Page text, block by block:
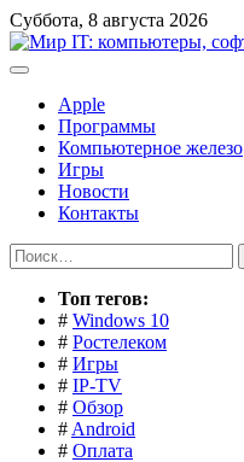
Перейти
к
содержимому
Суббота, 8 августа 2026
Apple
Программы
Компьютерное железо
Игры
Новости
Контакты
Найти:
Toп тегов:
# Windows 10
# Ростелеком
# Игры
# IP-TV
# Обзор
# Android
# Оплата